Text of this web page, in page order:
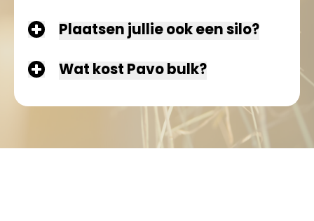
Plaatsen jullie ook een silo?
Wat kost Pavo bulk?